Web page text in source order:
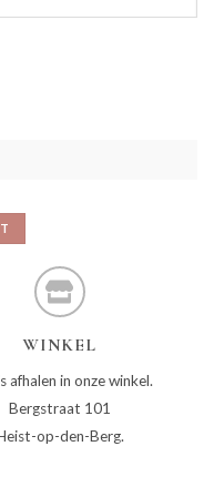
WINKEL
afhalen in onze winkel.
Bergstraat 101
op-den-Berg.